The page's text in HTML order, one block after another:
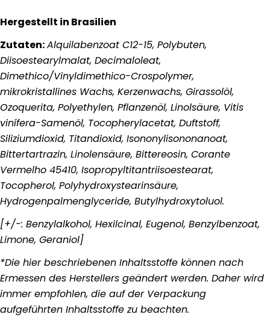
Hergestellt in Brasilien
Zutaten:Alquilabenzoat C12-15, Polybuten,
Diisoestearylmalat, Decimaloleat,
Dimethico/Vinyldimethico-Crospolymer,
mikrokristallines Wachs, Kerzenwachs, Girassolöl,
Ozoquerita, Polyethylen, Pflanzenöl, Linolsäure, Vitis
vinífera-Samenöl, Tocopherylacetat, Duftstoff,
Siliziumdioxid, Titandioxid, Isononylisononanoat,
Bittertartrazin, Linolensäure, Bittereosin, Corante
Vermelho 45410, Isopropyltitantriisoestearat,
Tocopherol, Polyhydroxystearinsäure,
Hydrogenpalmenglyceride, Butylhydroxytoluol.
[+/-: Benzylalkohol, Hexilcinal, Eugenol, Benzylbenzoat,
Limone, Geraniol]
*Die hier beschriebenen Inhaltsstoffe können nach
Ermessen des Herstellers geändert werden. Daher wird
immer empfohlen, die auf der Verpackung
aufgeführten Inhaltsstoffe zu beachten.
Teilen Sie dieses Produkt
Aktie
Kopieren
Auf
Facebook
teilen
Teilen
auf
X
Stelle eine Frage
Ihr
Name
E-
Dein
Ihre